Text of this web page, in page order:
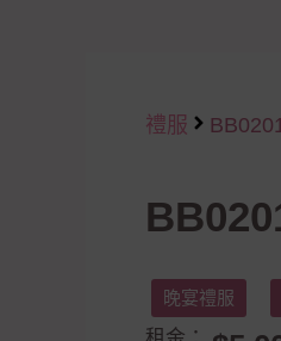
禮服
晚宴禮服